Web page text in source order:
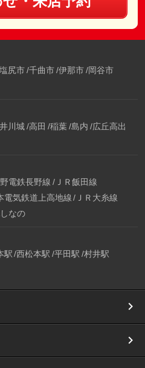
塩尻市 千曲市 伊那市 岡谷市
井川城 高田 稲葉 島内 広丘高出
電鉄長野線 ＪＲ飯田線
電気鉄道上高地線
ＪＲ大糸線
なの
駅 西松本駅 平田駅 村井駅